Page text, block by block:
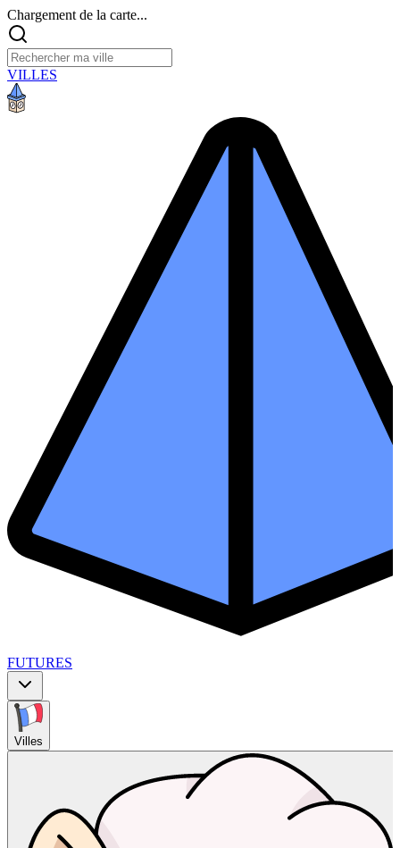
Chargement de la carte...
VILLES
FUTURES
Villes